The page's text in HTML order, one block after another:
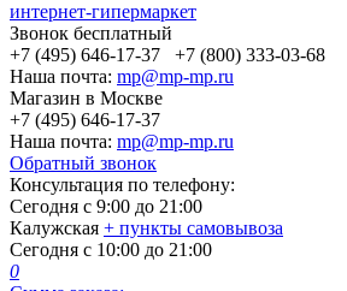
интернет-гипермаркет
Звонок бесплатный
+7 (495) 646-17-37
+7 (800) 333-03-68
Наша почта: mp@mp-mp.ru
Магазин в Москве
+7 (495) 646-17-37
Наша почта: mp@mp-mp.ru
Обратный звонок
Консультация по телефону:
Сегодня с 9:00 до 21:00
Калужская + пункты самовывоза
Сегодня с 10:00 до 21:00
0